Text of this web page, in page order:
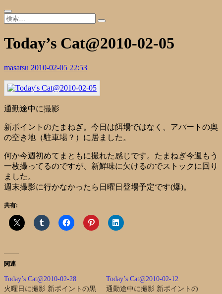
Today’s Cat@2010-02-05
masatsu 2010-02-05 22:53
通勤途中に撮影
新ポイントのたまねぎ。今日は餌場ではなく、アパートの奥
の空き地（駐車場？）に居ました。
何か今週初めてまともに撮れた感じです。たまねぎ今週もう
一枚撮ってるのですが、新鮮味に欠けるのでストックに回り
ました。
週末撮影に行かなかったら日曜日登場予定です(爆)。
共有:
関連
Today’s Cat@2010-02-28
火曜日に撮影 新ポイントの黒
Today’s Cat@2010-02-12
通勤途中に撮影 新ポイントの